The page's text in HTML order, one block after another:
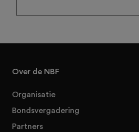
Over de NBF
Organisatie
Bondsvergadering
Partners